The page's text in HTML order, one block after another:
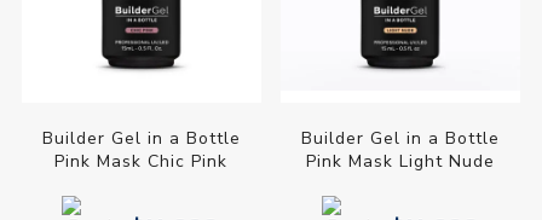
Builder Gel in a Bottle
Pink Mask Chic Pink
Builder Gel in a Bottle
Pink Mask Light Nude